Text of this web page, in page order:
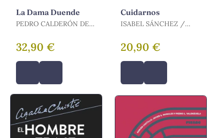
La Dama Duende
PEDRO CALDERÓN DE
DE LA BARCA, PEDRO
32,90 €
Cuidarnos
ISABEL SÁNCHEZ /
20,90 €